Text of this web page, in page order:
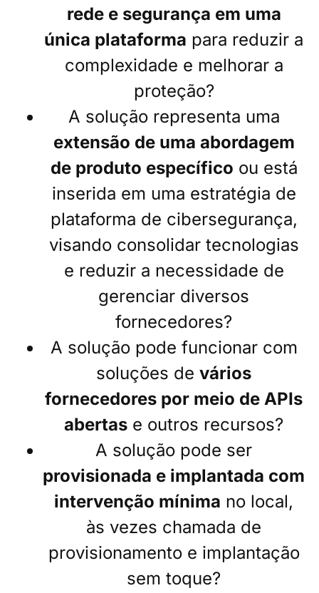
rede e segurança em uma
única plataforma para reduzir a
complexidade e melhorar a
proteção?
A solução representa uma
extensão de uma abordagem
de produto específico ou está
inserida em uma estratégia de
plataforma de cibersegurança,
visando consolidar tecnologias
e reduzir a necessidade de
gerenciar diversos
fornecedores?
A solução pode funcionar com
soluções de vários
fornecedores por meio de APIs
abertas e outros recursos?
A solução pode ser
provisionada e implantada com
intervenção mínima no local,
às vezes chamada de
provisionamento e implantação
sem toque?